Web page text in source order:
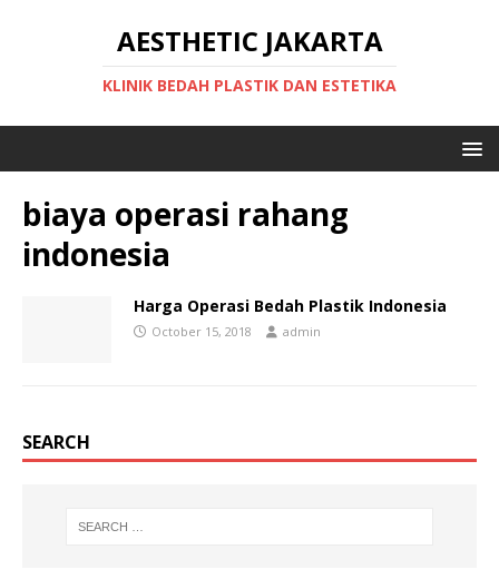
AESTHETIC JAKARTA
KLINIK BEDAH PLASTIK DAN ESTETIKA
biaya operasi rahang
indonesia
Harga Operasi Bedah Plastik Indonesia
October 15, 2018 admin
SEARCH